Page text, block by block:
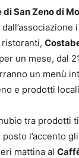
di San Zeno di
ristoranti,
un mese, dal
un menù
e prodotti
tra prodotti
l’accento
mattina al